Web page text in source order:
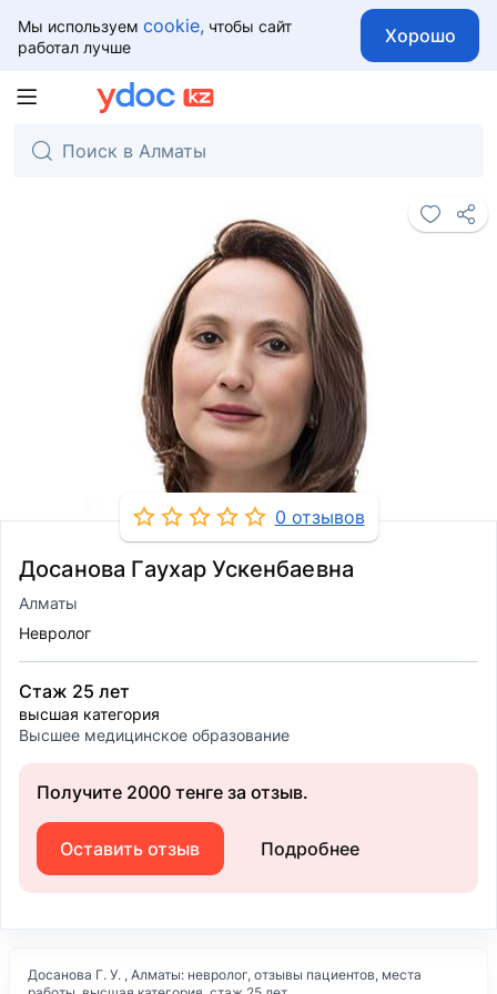
Мы используем cookie, чтобы сайт
работал лучше
Хорошо
0 отзывов
Досанова Гаухар Ускенбаевна
Алматы
Невролог
Стаж 25 лет
высшая категория
Высшее медицинское образование
Получите 2000 тенге за отзыв.
Оставить отзыв Подробнее
Досанова Г. У. , Алматы: невролог, отзывы пациентов, места